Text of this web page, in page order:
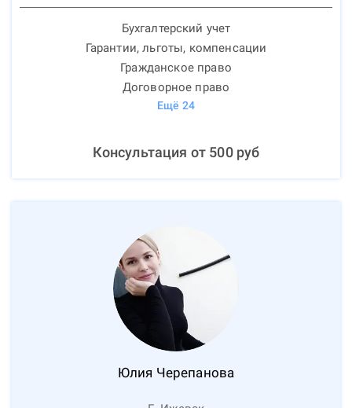
Бухгалтерский учет
Гарантии, льготы, компенсации
Гражданское право
Договорное право
Ещё 24
Консультация от 500руб
Юлия Черепанова